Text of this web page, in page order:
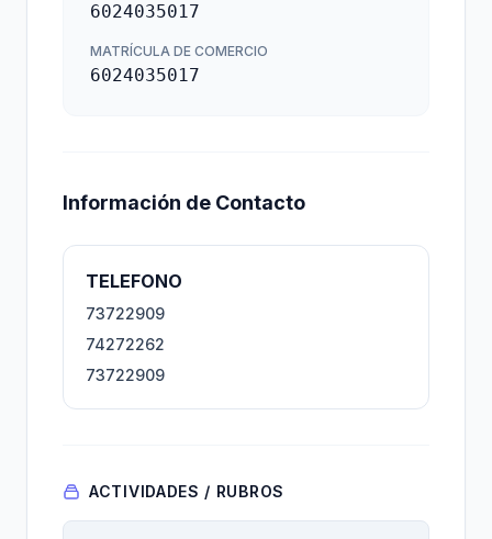
6024035017
MATRÍCULA DE COMERCIO
6024035017
Información de Contacto
TELEFONO
73722909
74272262
73722909
ACTIVIDADES / RUBROS